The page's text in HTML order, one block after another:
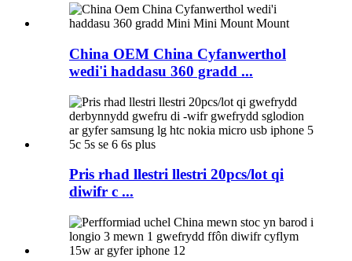
China OEM China Cyfanwerthol
wedi'i haddasu 360 gradd ...
Pris rhad llestri llestri 20pcs/lot qi
diwifr c ...